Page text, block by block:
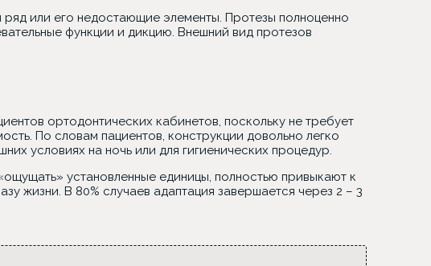
или его недостающие элементы. Протезы полноценно
функции и дикцию. Внешний вид протезов
ортодонтических кабинетов, поскольку не требует
По словам пациентов, конструкции довольно легко
условиях на ночь или для гигиенических процедур.
установленные единицы, полностью привыкают к
жизни. В 80% случаев адаптация завершается через 2 – 3